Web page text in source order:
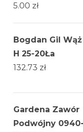
5.00 zł
Bogdan Gil
H 25-20Ła
132.73 zł
Gardena Zawór
Podwójny